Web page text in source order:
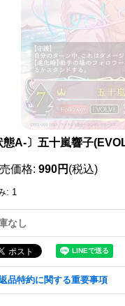
態A-〕五十嵐響子
価格: 990円 (税込)
: 1
なし
品特約に関する重要事項